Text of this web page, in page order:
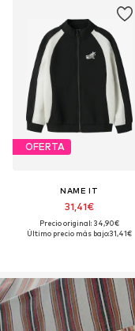
OFERTA
NAME IT
31,41€
Precio original: 34,90€
Último precio más bajo:31,41€